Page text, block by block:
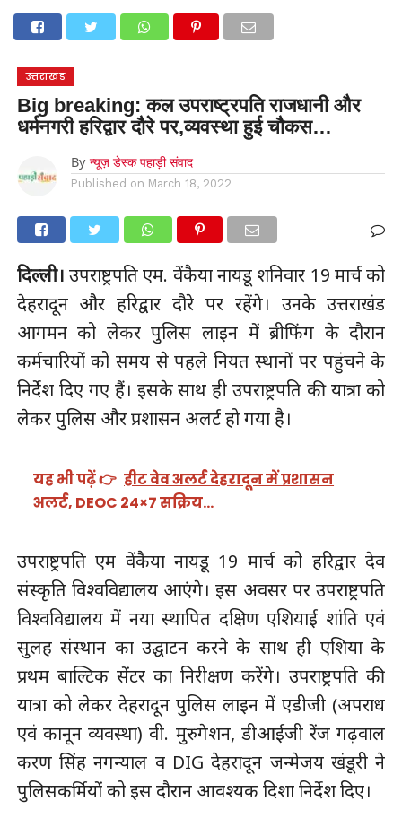
देहरादूननैनीताल
मनोरंजन
उत्तराखंड
Big breaking: कल उपराष्ट्रपति राजधानी और
धर्मनगरी हरिद्वार दौरे पर,व्यवस्था हुई चौकस…
By न्यूज़ डेस्क पहाड़ी संवाद
Published on March 18, 2022
दिल्ली। उपराष्ट्रपति एम. वेंकैया नायडू शनिवार 19 मार्च को
देहरादून और हरिद्वार दौरे पर रहेंगे। उनके उत्तराखंड
आगमन को लेकर पुलिस लाइन में ब्रीफिंग के दौरान
कर्मचारियों को समय से पहले नियत स्थानों पर पहुंचने के
निर्देश दिए गए हैं। इसके साथ ही उपराष्ट्रपति की यात्रा को
लेकर पुलिस और प्रशासन अलर्ट हो गया है।
यह भी पढ़ें 👉 हीट वेव अलर्ट देहरादून में प्रशासन
अलर्ट, DEOC 24×7 सक्रिय…
उपराष्ट्रपति एम वेंकैया नायडू 19 मार्च को हरिद्वार देव
संस्कृति विश्वविद्यालय आएंगे। इस अवसर पर उपराष्ट्रपति
विश्वविद्यालय में नया स्थापित दक्षिण एशियाई शांति एवं
सुलह संस्थान का उद्घाटन करने के साथ ही एशिया के
प्रथम बाल्टिक सेंटर का निरीक्षण करेंगे। उपराष्ट्रपति की
यात्रा को लेकर देहरादून पुलिस लाइन में एडीजी (अपराध
एवं कानून व्यवस्था) वी. मुरुगेशन, डीआईजी रेंज गढ़वाल
करण सिंह नगन्याल व DIG देहरादून जन्मेजय खंडूरी ने
पुलिसकर्मियों को इस दौरान आवश्यक दिशा निर्देश दिए।